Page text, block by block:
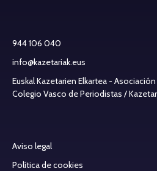
944 106 040
info@kazetariak.eus
Euskal Kazetarien Elkartea -
Colegio Vasco de Periodistas /
Aviso legal
Política de cookies